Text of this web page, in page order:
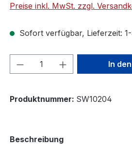
Preise inkl. MwSt. zzgl.
Sofort verfügbar, Lieferzeit: 1-
Produkt Anzahl: Gib
In
Produktnummer: SW10204
Beschreibung